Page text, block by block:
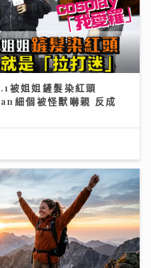
被姐姐鏟髮染紅頭
細個被怪獸嚇親 反成